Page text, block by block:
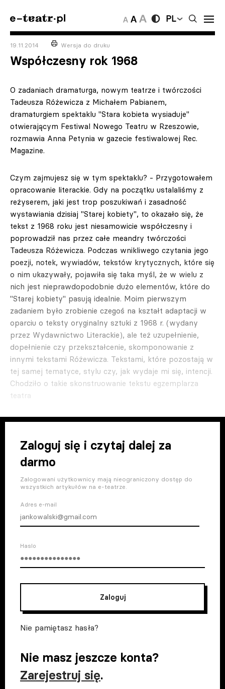
PL
19.11.2014 Wersja do druku
Współczesny rok 1968
O zadaniach dramaturga, nowym teatrze i twórczości
Tadeusza Różewicza z Michałem Pabianem,
dramaturgiem spektaklu "Stara kobieta wysiaduje"
otwierającym Festiwal Nowego Teatru w Rzeszowie,
rozmawia Anna Petynia w gazecie festiwalowej Rec.
Magazine.
Czym zajmujesz się w tym spektaklu? - Przygotowałem
opracowanie literackie. Gdy na początku ustalaliśmy z
reżyserem, jaki jest trop poszukiwań i zasadność
wystawiania dzisiaj "Starej kobiety", to okazało się, że
tekst z 1968 roku jest niesamowicie współczesny i
poprowadził nas przez całe meandry twórczości
Tadeusza Różewicza. Podczas wnikliwego czytania jego
poezji, notek, wywiadów, tekstów krytycznych, które się
o nim ukazywały, pojawiła się taka myśl, że w wielu z
nich jest nieprawdopodobnie dużo elementów, które do
"Starej kobiety" pasują idealnie. Moim pierwszym
zadaniem było zrobienie czegoś na kształt adaptacji w
oparciu o teksty oryginalny sztuki z 1968 r. (wydany
przez Wydawnictwo Literackie), ale też uzupełnienie,
dopełnienie czy przekształcenie, skomponowanie z
innymi tekstami Różewicza. Tekstami, które pozostają w
tej samej tematyce, stylu czy, jak wydaje mi się, intencji.
Chodziło o takie skonstruowanie tekstu egzemplarza
teatra
Zaloguj się i czytaj dalej za
darmo
Zalogowani użytkownicy mają nieograniczony dostęp do
wszystkich artykułów na e-teatrze.
Adres e-mail
Haslo
Zaloguj
Nie pamiętasz hasła?
Nie masz jeszcze konta?
Zarejestruj się.